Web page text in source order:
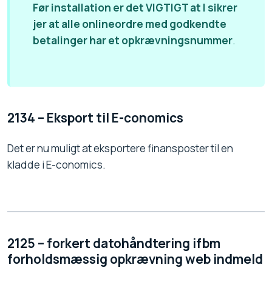
Før installation er det VIGTIGT at I sikrer
jer at alle onlineordre med godkendte
betalinger har et opkrævningsnummer.
2134 – Eksport til E-conomics
Det er nu muligt at eksportere finansposter til en
kladde i E-conomics.
2125 – forkert datohåndtering ifbm
forholdsmæssig opkrævning web indmeld